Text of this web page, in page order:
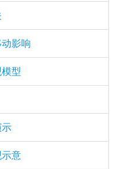
影响
型
意